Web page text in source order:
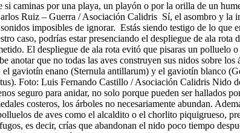
caminas por una playa, un playón o por la orilla de un
Ruiz – Guerra / Asociación Calidris Sí, el asombro y la
imposibles de ignorar. Estás siendo testigo de lo
caso, podrías estar presenciando el despliegue de ala
El despliegue de ala rota evitó que pisaras un
que no todas las aves construyen sus nidos sobre
gaviotín enano (Sternula antillarum) y el gaviotín blanco
Foto: Luis Fernando Castillo / Asociación Calidris Nido
seguro para anidar, no solo porque pueden ser hallados
costeros, los árboles no necesariamente abundan.
de aves como el alcaldito o el chorlito piquigrueso,
es decir, crías que abandonan el nido poco tiempo